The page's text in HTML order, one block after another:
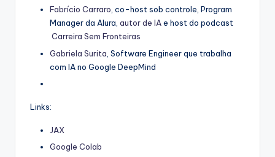
⁠⁠Fabrício Carraro⁠⁠, co-host sob controle, Program
Manager da Alura, ⁠⁠autor de IA⁠⁠e host do podcast
Carreira Sem Fronteiras
Gabriela Surita , Software Engineer que trabalha
com IA no Google DeepMind
Links:
JAX
Google Colab